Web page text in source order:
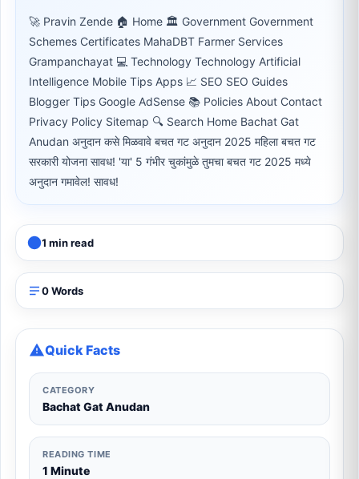
🚀 Pravin Zende 🏠 Home 🏛 Government Government
Schemes Certificates MahaDBT Farmer Services
Grampanchayat 💻 Technology Technology Artificial
Intelligence Mobile Tips Apps 📈 SEO SEO Guides
Blogger Tips Google AdSense 📚 Policies About Contact
Privacy Policy Sitemap 🔍 Search Home Bachat Gat
Anudan अनुदान कसे मिळवावे बचत गट अनुदान 2025 महिला बचत गट
सरकारी योजना सावध! 'या' 5 गंभीर चुकांमुळे तुमचा बचत गट 2025 मध्ये
अनुदान गमावेल! सावध!
1 min read
0 Words
Quick Facts
CATEGORY
Bachat Gat Anudan
READING TIME
1 Minute